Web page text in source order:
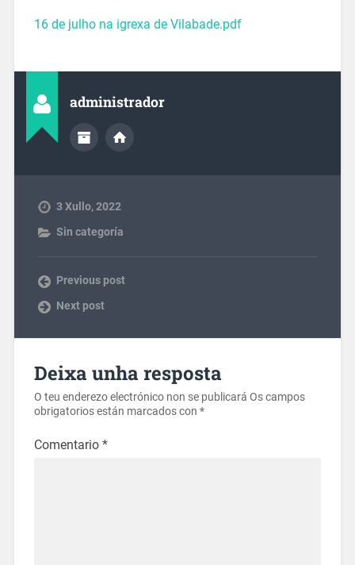
16 de julho na igrexa de Vilabade.pdf
administrador
3 Xullo, 2022
Sin categoría
Previous post
Next post
Deixa unha resposta
O teu enderezo electrónico non se publicará Os campos
obrigatorios están marcados con *
Comentario *